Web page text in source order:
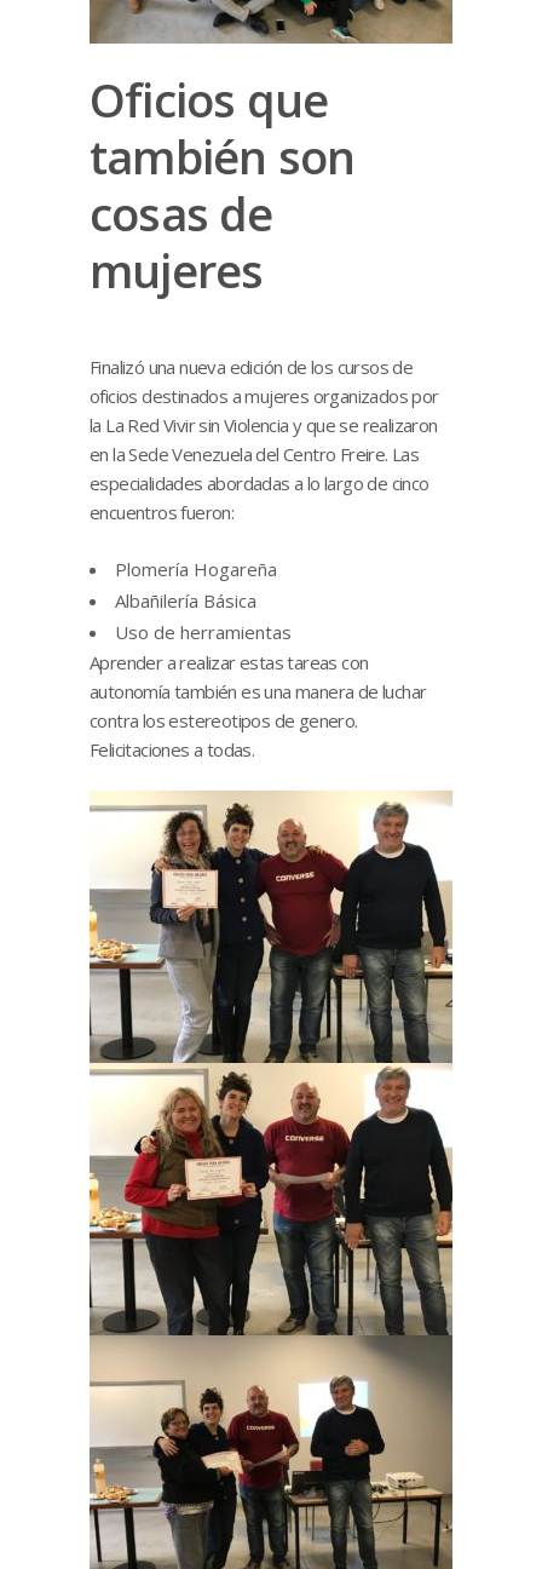
Oficios que
también son
cosas de
mujeres
Finalizó una nueva edición de los cursos de
oficios destinados a mujeres organizados por
la La Red Vivir sin Violencia y que se realizaron
en la Sede Venezuela del Centro Freire. Las
especialidades abordadas a lo largo de cinco
encuentros fueron:
Plomería Hogareña
Albañilería Básica
Uso de herramientas
Aprender a realizar estas tareas con
autonomía también es una manera de luchar
contra los estereotipos de genero.
Felicitaciones a todas.